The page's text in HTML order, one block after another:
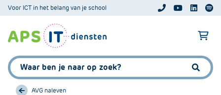
Voor ICT in het belang van je school
Zoeken:
A
s
.
F
AVG naleven